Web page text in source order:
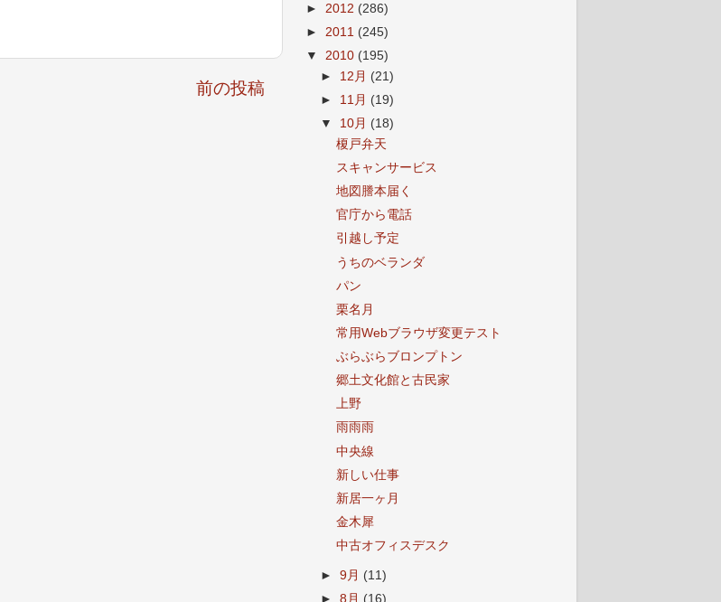
前の投稿
► 2012 (286)
► 2011 (245)
▼ 2010 (195)
► 12月 (21)
► 11月 (19)
▼ 10月 (18)
榎戸弁天
スキャンサービス
地図謄本届く
官庁から電話
引越し予定
うちのベランダ
パン
栗名月
常用Webブラウザ変更テスト
ぶらぶらブロンプトン
郷土文化館と古民家
上野
雨雨雨
中央線
新しい仕事
新居一ヶ月
金木犀
中古オフィスデスク
►9月 (11)
►8月 (16)